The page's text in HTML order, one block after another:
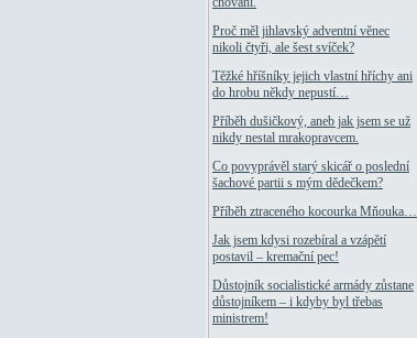
Proč měl jihlavský adventní věnec
nikoli čtyři, ale šest svíček?
Těžké hříšníky jejich vlastní hříchy ani
do hrobu někdy nepustí…
Příběh dušičkový, aneb jak jsem se už
nikdy nestal mrakopravcem.
Co povyprávěl starý skicář o poslední
šachové partii s mým dědečkem?
Příběh ztraceného kocourka Mňouka…
Jak jsem kdysi rozebíral a vzápětí
postavil – kremační pec!
Důstojník socialistické armády zůstane
důstojníkem – i kdyby byl třebas
ministrem!